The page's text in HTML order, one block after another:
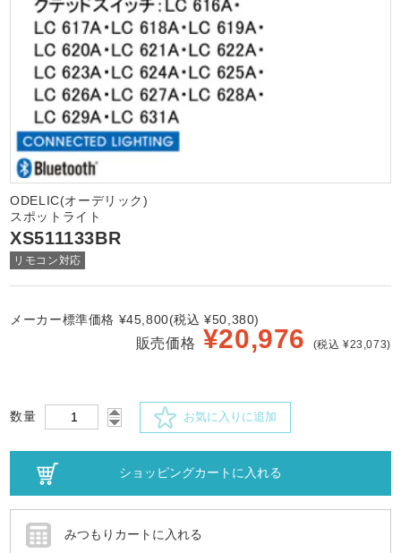
ODELIC(オーデリック)
スポットライト
XS511133BR
リモコン対応
メーカー標準価格 ¥45,800(税込 ¥50,380)
販売価格 ¥20,976 (税込 ¥23,073)
数量 お気に入りに追加